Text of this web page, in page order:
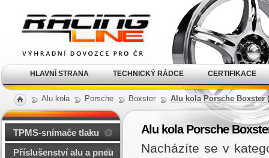
Alu kola Porsche Boxster Alu kola Porsche Boxster
Alu kola Porsche
Nacházíte se v
TPMS-snímače tlaku
Příslušenství alu a pneu
kola Racing Line
HLAVNÍ STRANA TECHNICKÝ RÁDCE CERTIFIKACE